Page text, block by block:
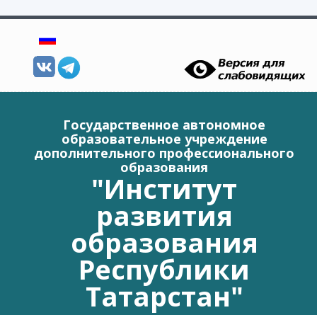
Государственное автономное
образовательное учреждение
дополнительного профессионального
образования
"Институт
развития
образования
Республики
Татарстан"